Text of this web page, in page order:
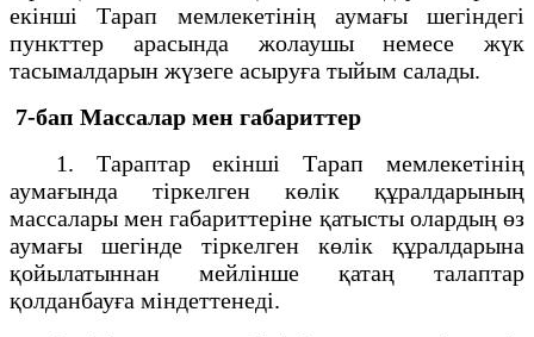
екінші Тарап мемлекетінің аумағы шегіндегі
пункттер арасында жолаушы немесе жүк
тасымалдарын жүзеге асыруға тыйым салады.
7-бап Массалар мен габариттер
1. Тараптар екінші Тарап мемлекетінің
аумағында тіркелген көлік құралдарының
массалары мен габариттеріне қатысты олардың өз
аумағы шегінде тіркелген көлік құралдарына
қойылатыннан мейлінше қатаң талаптар
қолданбауға міндеттенеді.